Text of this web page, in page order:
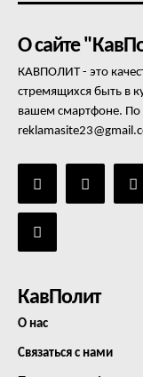
О сайте
КАВПОЛИТ - это
стремящихся быть в
вашем смартфоне.
КавПолит
О нас
Связаться с нами